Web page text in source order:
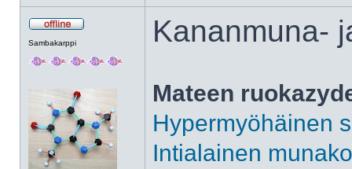
Sambakarppi
Kananmuna-
Mateen
Hypermyöhäinen
Intialainen